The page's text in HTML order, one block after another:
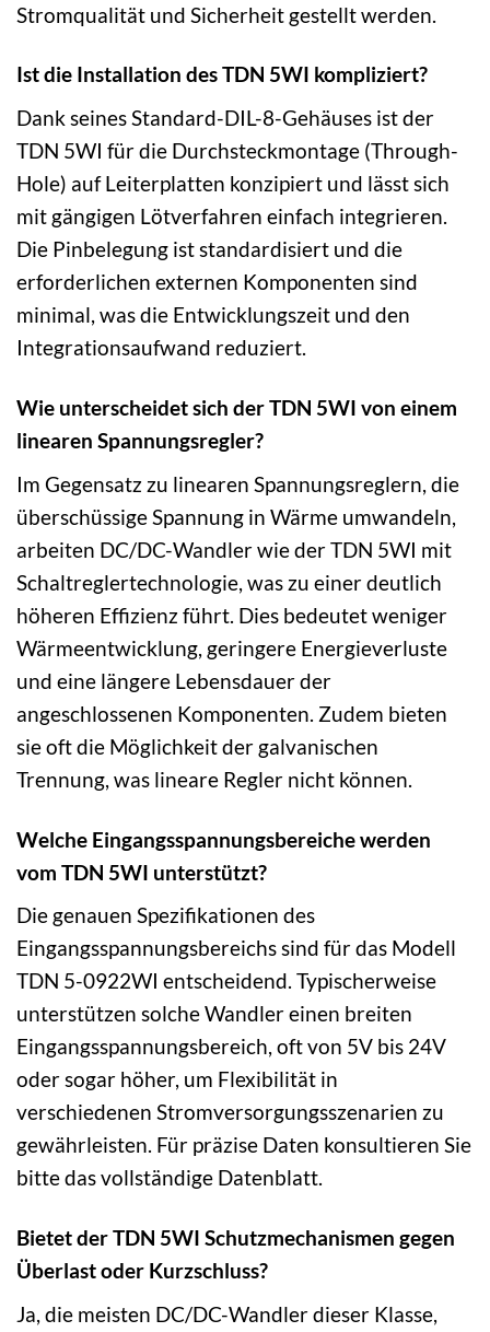
Stromqualität und Sicherheit gestellt werden.
Ist die Installation des TDN 5WI kompliziert?
Dank seines Standard-DIL-8-Gehäuses ist der
TDN 5WI für die Durchsteckmontage (Through-
Hole) auf Leiterplatten konzipiert und lässt sich
mit gängigen Lötverfahren einfach integrieren.
Die Pinbelegung ist standardisiert und die
erforderlichen externen Komponenten sind
minimal, was die Entwicklungszeit und den
Integrationsaufwand reduziert.
Wie unterscheidet sich der TDN 5WI von einem
linearen Spannungsregler?
Im Gegensatz zu linearen Spannungsreglern, die
überschüssige Spannung in Wärme umwandeln,
arbeiten DC/DC-Wandler wie der TDN 5WI mit
Schaltreglertechnologie, was zu einer deutlich
höheren Effizienz führt. Dies bedeutet weniger
Wärmeentwicklung, geringere Energieverluste
und eine längere Lebensdauer der
angeschlossenen Komponenten. Zudem bieten
sie oft die Möglichkeit der galvanischen
Trennung, was lineare Regler nicht können.
Welche Eingangsspannungsbereiche werden
vom TDN 5WI unterstützt?
Die genauen Spezifikationen des
Eingangsspannungsbereichs sind für das Modell
TDN 5-0922WI entscheidend. Typischerweise
unterstützen solche Wandler einen breiten
Eingangsspannungsbereich, oft von 5V bis 24V
oder sogar höher, um Flexibilität in
verschiedenen Stromversorgungsszenarien zu
gewährleisten. Für präzise Daten konsultieren Sie
bitte das vollständige Datenblatt.
Bietet der TDN 5WI Schutzmechanismen gegen
Überlast oder Kurzschluss?
Ja, die meisten DC/DC-Wandler dieser Klasse,